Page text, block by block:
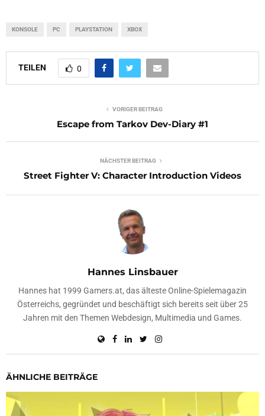
KONSOLE PC PLAYSTATION XBOX
TEILEN 0
VORIGER BEITRAG
Escape from Tarkov Dev-Diary #1
NÄCHSTER BEITRAG
Street Fighter V: Character Introduction Videos
Hannes Linsbauer
Hannes hat 1999 Gamers.at, das älteste Online-Spielemagazin
Österreichs, gegründet und beschäftigt sich bereits seit über 25
Jahren mit den Themen Webdesign, Multimedia und Games.
ÄHNLICHE BEITRÄGE